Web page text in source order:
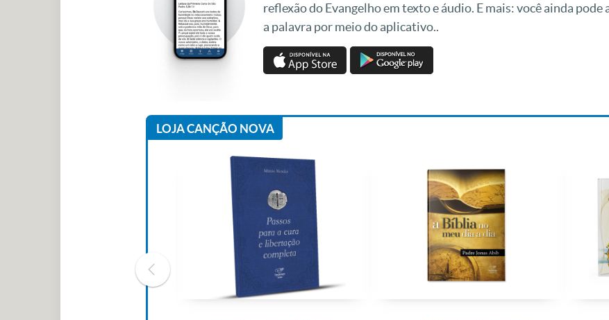
reflexão do Evangelho em texto e áudio. E mais: você ainda
a palavra por meio do aplicativo..
LOJA CANÇÃO NOVA